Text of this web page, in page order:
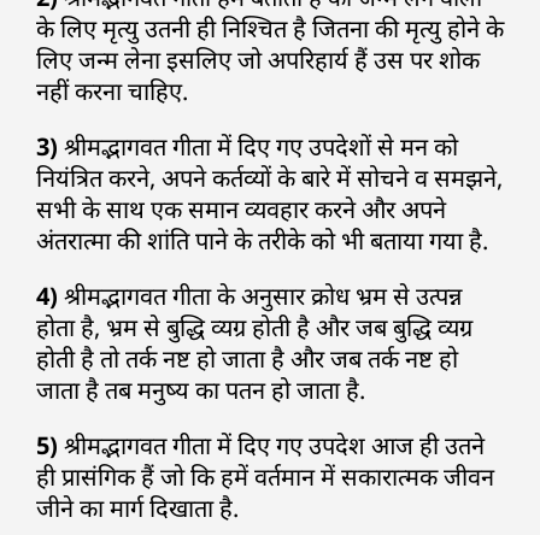
के लिए मृत्यु उतनी ही निश्चित है जितना की मृत्यु होने के
लिए जन्म लेना इसलिए जो अपरिहार्य हैं उस पर शोक
नहीं करना चाहिए.
3) श्रीमद्भागवत गीता में दिए गए उपदेशों से मन को
नियंत्रित करने, अपने कर्तव्यों के बारे में सोचने व समझने,
सभी के साथ एक समान व्यवहार करने और अपने
अंतरात्मा की शांति पाने के तरीके को भी बताया गया है.
4) श्रीमद्भागवत गीता के अनुसार क्रोध भ्रम से उत्पन्न
होता है, भ्रम से बुद्धि व्यग्र होती है और जब बुद्धि व्यग्र
होती है तो तर्क नष्ट हो जाता है और जब तर्क नष्ट हो
जाता है तब मनुष्य का पतन हो जाता है.
5) श्रीमद्भागवत गीता में दिए गए उपदेश आज ही उतने
ही प्रासंगिक हैं जो कि हमें वर्तमान में सकारात्मक जीवन
जीने का मार्ग दिखाता है.